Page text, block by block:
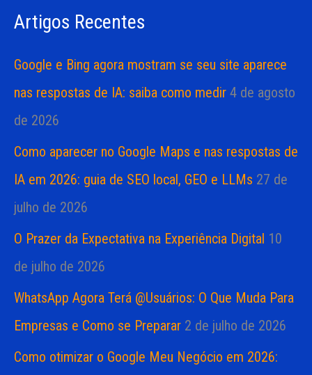
a
r
o
sArtigos Recentes
Google e Bing agora mostram se seu site aparece
nas respostas de IA: saiba como medir 4 de agosto
de 2026
Como aparecer no Google Maps e nas respostas de
IA em 2026: guia de SEO local, GEO e LLMs 27 de
julho de 2026
O Prazer da Expectativa na Experiência Digital 10
de julho de 2026
WhatsApp Agora Terá @Usuários: O Que Muda Para
Empresas e Como se Preparar 2 de julho de 2026
Como otimizar o Google Meu Negócio em 2026: